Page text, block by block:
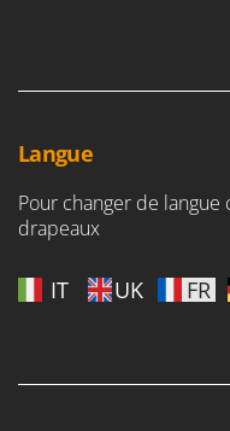
Langue
Pour changer de langue
drapeaux
IT UK FR